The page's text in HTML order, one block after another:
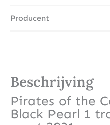
Producent
Beschrijving
Pirates of the
Black Pearl 1